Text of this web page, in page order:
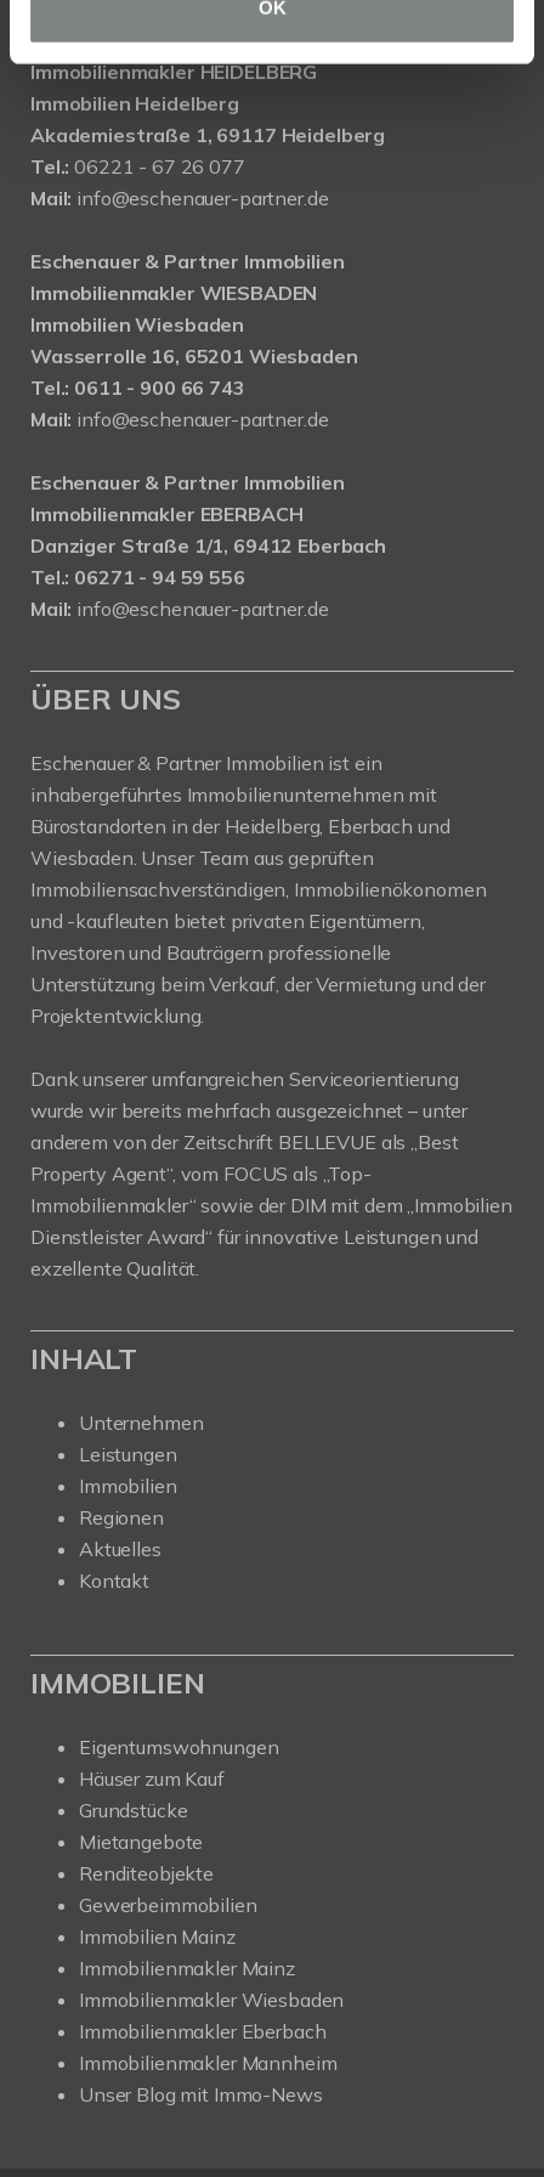
OK
Eschenauer & Partner Immobilien
Immobilienmakler HEIDELBERG
Immobilien Heidelberg
Akademiestraße 1, 69117 Heidelberg
Tel.:06221 - 67 26 077
Mail: info@eschenauer-partner.de
Eschenauer & Partner Immobilien
Immobilienmakler WIESBADEN
Immobilien Wiesbaden
Wasserrolle 16, 65201 Wiesbaden
Tel.: 0611 - 900 66 743
Mail: info@eschenauer-partner.de
Eschenauer & Partner Immobilien
Immobilienmakler EBERBACH
Danziger Straße 1/1, 69412 Eberbach
Tel.: 06271 - 94 59 556
Mail: info@eschenauer-partner.de
ÜBER UNS
Eschenauer & Partner Immobilien ist ein
inhabergeführtes Immobilienunternehmen mit
Bürostandorten in der Heidelberg, Eberbach und
Wiesbaden. Unser Team aus geprüften
Immobiliensachverständigen, Immobilienökonomen
und -kaufleuten bietet privaten Eigentümern,
Investoren und Bauträgern professionelle
Unterstützung beim Verkauf, der Vermietung und der
Projektentwicklung.
Dank unserer umfangreichen Serviceorientierung
wurde wir bereits mehrfach ausgezeichnet – unter
anderem von der Zeitschrift BELLEVUE als „Best
Property Agent“, vom FOCUS als „Top-
Immobilienmakler“ sowie der DIM mit dem „Immobilien
Dienstleister Award“ für innovative Leistungen und
exzellente Qualität.
INHALT
Unternehmen
Leistungen
Immobilien
Regionen
Aktuelles
Kontakt
IMMOBILIEN
Eigentumswohnungen
Häuser zum Kauf
Grundstücke
Mietangebote
Renditeobjekte
Gewerbeimmobilien
Immobilien Mainz
Immobilienmakler Mainz
Immobilienmakler Wiesbaden
Immobilienmakler Eberbach
Immobilienmakler Mannheim
Unser Blog mit Immo-News